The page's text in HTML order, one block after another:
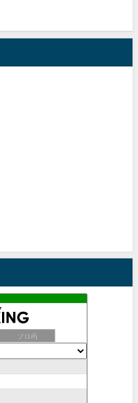
ブロ画